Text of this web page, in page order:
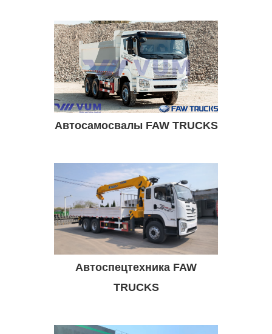
Автосамосвалы FAW TRUCKS
Автоспецтехника FAW
TRUCKS